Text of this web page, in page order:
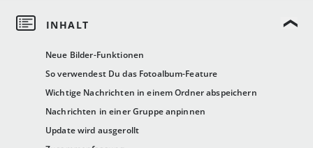
Neue Bilder-Funktionen
So verwendest Du das Fotoalbum-Feature
Wichtige Nachrichten in einem Ordner abspeichern
Nachrichten in einer Gruppe anpinnen
Update wird ausgerollt